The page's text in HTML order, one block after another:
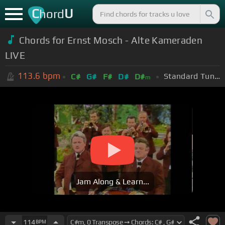
ChordU
Chords for Ernst Mosch - Alte Kameraden
LIVE
113.6 bpm C# G# F# D# D#m Standard Tuning (EADGBE)
Jam Along & Learn...
114BPM